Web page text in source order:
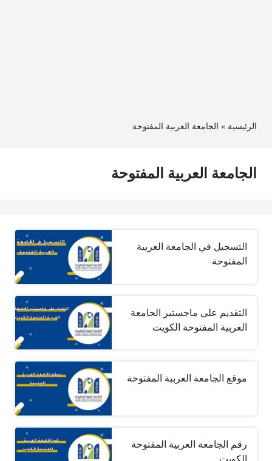
الرئيسية » الجامعة العربية المفتوحة
الجامعة العربية المفتوحة
التسجيل في الجامعة العربية
المفتوحة
التقديم على ماجستير الجامعة
العربية المفتوحة الكويت
موقع الجامعة العربية المفتوحة
رقم الجامعة العربية المفتوحة
الكويت